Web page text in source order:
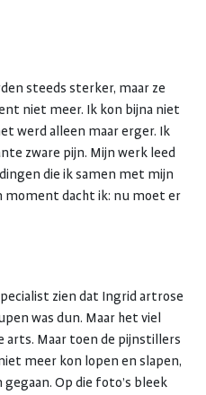
steeds sterker, maar ze
niet meer. Ik kon bijna niet
werd alleen maar erger. Ik
zware pijn. Mijn werk leed
die ik samen met mijn
moment dacht ik: nu moet er
zien dat Ingrid artrose
was dun. Maar het viel
arts. Maar toen de pijnstillers
meer kon lopen en slapen,
Op die foto’s bleek